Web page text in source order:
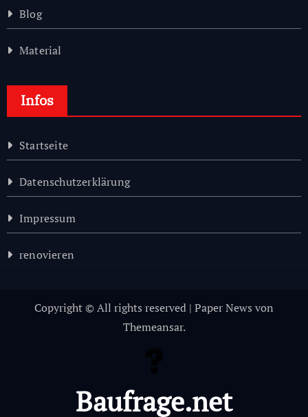
Blog
Material
Infos
Startseite
Datenschutzerklärung
Impressum
renovieren
Copyright © All rights reserved | Paper News von
Themeansar.
Baufrage.net